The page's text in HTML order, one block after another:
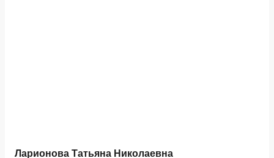
Ларионова Татьяна Николаевна